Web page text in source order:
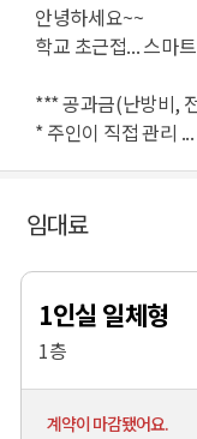
안녕하세요~~
학교 초근접... 스마
*** 공과금(난방비,
* 주인이 직접 관리 ...
임대료
1인실 일체형
1층
계약이 마감됐어요.